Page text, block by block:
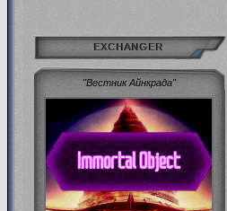
EXCHANGER
"Вестник Айнкрада"